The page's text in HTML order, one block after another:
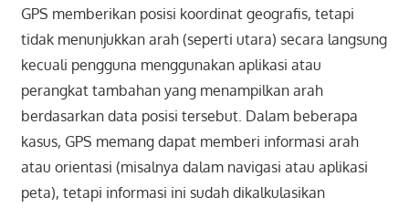
GPS memberikan posisi koordinat geografis, tetapi
tidak menunjukkan arah (seperti utara) secara langsung
kecuali pengguna menggunakan aplikasi atau
perangkat tambahan yang menampilkan arah
berdasarkan data posisi tersebut. Dalam beberapa
kasus, GPS memang dapat memberi informasi arah
atau orientasi (misalnya dalam navigasi atau aplikasi
peta), tetapi informasi ini sudah dikalkulasikan